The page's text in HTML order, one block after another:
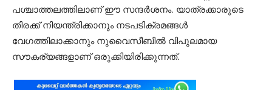
പശ്ചാത്തലത്തിലാണ് ഈ സന്ദർശനം. യാത്രക്കാരുടെ
തിരക്ക് നിയന്ത്രിക്കാനും നടപടിക്രമങ്ങൾ
വേഗത്തിലാക്കാനും നുവൈസീബിൽ വിപുലമായ
സൗകര്യങ്ങളാണ് ഒരുക്കിയിരിക്കുന്നത്.